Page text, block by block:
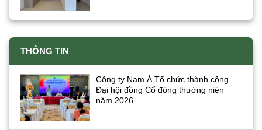
THÔNG TIN
Công ty Nam Á Tổ chức thành công
Đại hội đồng Cổ đông thường niên
năm 2026